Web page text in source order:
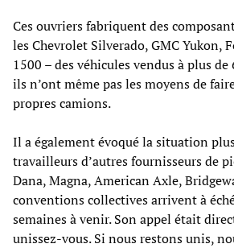
Ces ouvriers fabriquent des
les Chevrolet Silverado, GMC Yukon,
1500 – des véhicules vendus à plus
ils n’ont même pas les moyens de
propres camions.
Il a également évoqué la situation
travailleurs d’autres fournisseurs de
Dana, Magna, American Axle,
conventions collectives arrivent à
semaines à venir. Son appel était
unissez-vous. Si nous restons unis,